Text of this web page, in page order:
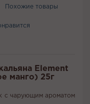
Похожие товары
Element
манго) 25г
с чарующим ароматом